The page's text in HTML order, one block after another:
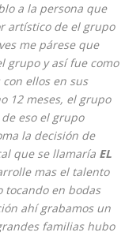
a la persona que
artístico de el grupo
me párese que
grupo y así fue como
ellos en sus
12 meses, el grupo
eso el grupo
la decisión de
que se llamaría EL
mas el talento
tocando en bodas
ahí grabamos un
familias hubo